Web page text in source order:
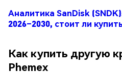
Аналитика SanDisk
2026–2030, стоит ли
Как купить другую
Phemex